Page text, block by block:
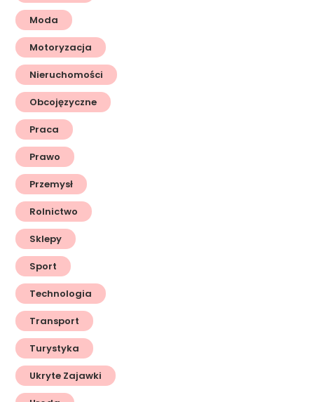
Moda
Motoryzacja
Nieruchomości
Obcojęzyczne
Praca
Prawo
Przemysł
Rolnictwo
Sklepy
Sport
Technologia
Transport
Turystyka
Ukryte Zajawki